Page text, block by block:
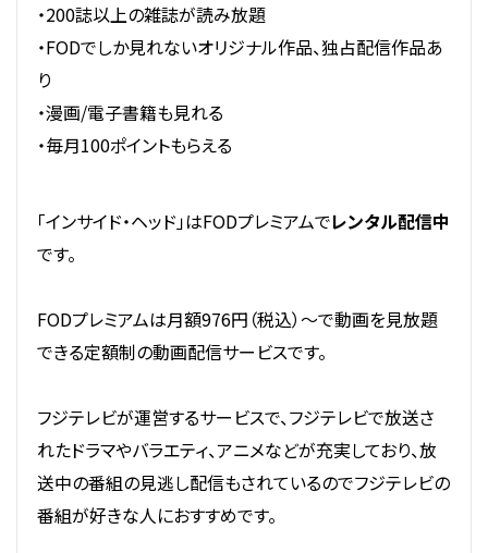
・200誌以上の雑誌が読み放題
・FODでしか見れないオリジナル作品、独占配信作品あ
り
・漫画/電子書籍も見れる
・毎月100ポイントもらえる
「インサイド・ヘッド」はFODプレミアムでレンタル配信中
です。
FODプレミアムは月額976円（税込）～で動画を見放題
できる定額制の動画配信サービスです。
フジテレビが運営するサービスで、フジテレビで放送さ
れたドラマやバラエティ、アニメなどが充実しており、放
送中の番組の見逃し配信もされているのでフジテレビの
番組が好きな人におすすめです。